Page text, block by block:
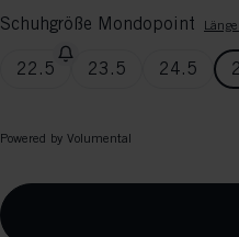
Schuhgröße Mondopoint
22.5 23.5 24.5
Powered by Volumental